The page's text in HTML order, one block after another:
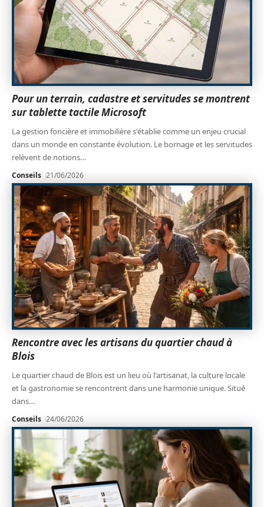
Pour un terrain, cadastre et servitudes se montrent
sur tablette tactile Microsoft
La gestion foncière et immobilière s'établie comme un enjeu crucial
dans un monde en constante évolution. Le bornage et les servitudes
relèvent de notions…
Conseils 21/06/2026
Rencontre avec les artisans du quartier chaud à
Blois
Le quartier chaud de Blois est un lieu où l'artisanat, la culture locale
et la gastronomie se rencontrent dans une harmonie unique. Situé
dans…
Conseils 24/06/2026